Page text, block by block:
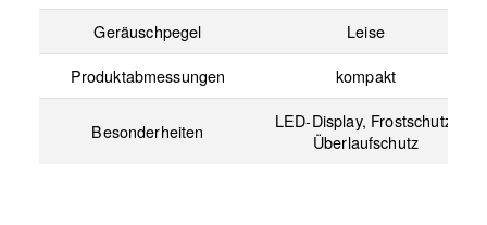
Geräuschpegel
Leise
Produktabmessungen
kompakt
Besonderheiten
LED-Display, Frostschutz,
Überlaufschutz